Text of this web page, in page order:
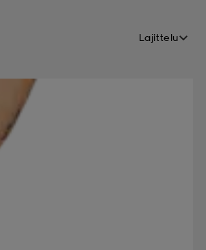
Lajittelu